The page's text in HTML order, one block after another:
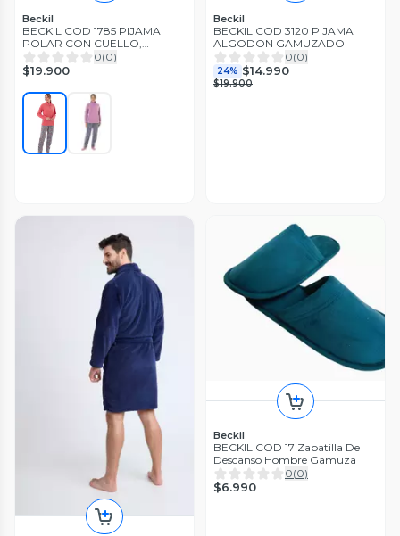
Beckil
BECKIL COD 1785 PIJAMA
POLAR CON CUELLO,
PANTALÓN ESTAMPADO
0(0)
$19.900
Beckil
BECKIL COD 3120 PIJAMA
ALGODON GAMUZADO
0(0)
24% $14.990
$19.900
Beckil
BECKIL COD 17 Zapatilla De
Descanso Hombre Gamuza
0(0)
$6.990